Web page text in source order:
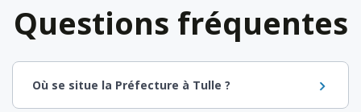
Questions fréquentes
Où se situe la Préfecture à Tulle ?